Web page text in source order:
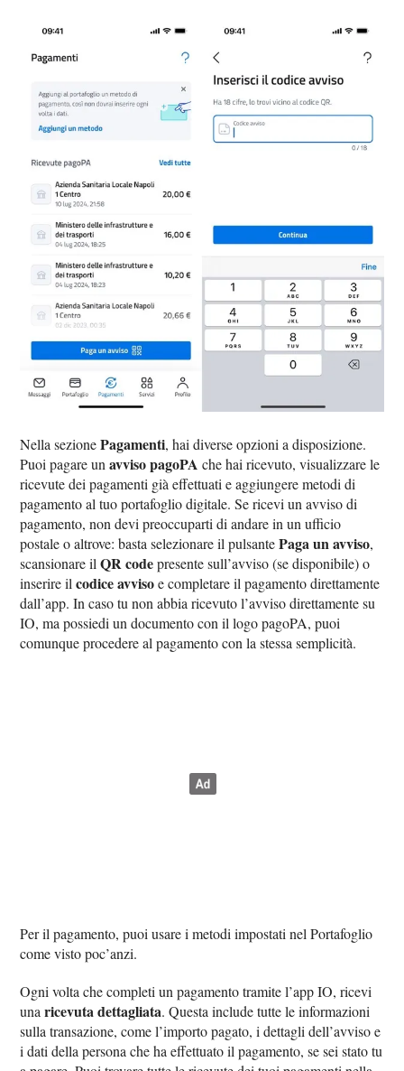
Nella sezionePagamenti, hai diverse opzioni a disposizione.
Puoi pagare unavviso pagoPA che hai ricevuto, visualizzare le
ricevute dei pagamenti già effettuati e aggiungere metodi di
pagamento al tuo portafoglio digitale. Se ricevi un avviso di
pagamento, non devi preoccuparti di andare in un ufficio
postale o altrove: basta selezionare il pulsantePaga un avviso,
scansionare ilQR codepresente sull’avviso (se disponibile) o
inserire ilcodice avvisoe completare il pagamento direttamente
dall’app. In caso tu non abbia ricevuto l’avviso direttamente su
IO, ma possiedi un documento con il logo pagoPA, puoi
comunque procedere al pagamento con la stessa semplicità.
Per il pagamento, puoi usare i metodi impostati nel Portafoglio
come visto poc’anzi.
Ogni volta che completi un pagamento tramite l’app IO, ricevi
unaricevuta dettagliata. Questa include tutte le informazioni
sulla transazione, come l’importo pagato, i dettagli dell’avviso e
i dati della persona che ha effettuato il pagamento, se sei stato tu